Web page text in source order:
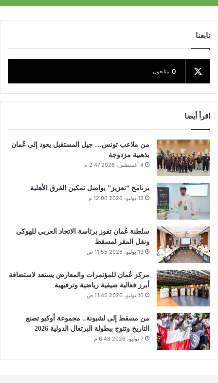
تابعنا
0 متابعون
اقرأ أيضا
من ملاعب تونس… جيل المستقبل يعود إلى عُمان
بذهبية مزدوجة
4 أغسطس، 2026 2:47 م
برنامج “تعزيز” يواصل تمكين الفرق الأهلية
13 يوليو، 2026 12:00 م
سلطنة عُمان تفوز برئاسة الاتحاد العربي للهوكي
ونقل المقر لمسقط
13 يوليو، 2026 11:55 ص
مركز عُمان للمؤتمرات والمعارض يستعد لاستضافة
أبرز فعالية صيفية رياضية وترفيهية
10 يوليو، 2026 11:45 ص
من مسقط إلى لشبونة.. مجموعة أوكيو تصنع
التاريخ وتتوج ببطولة البرتغال الدولية 2026
7 يوليو، 2026 6:48 م